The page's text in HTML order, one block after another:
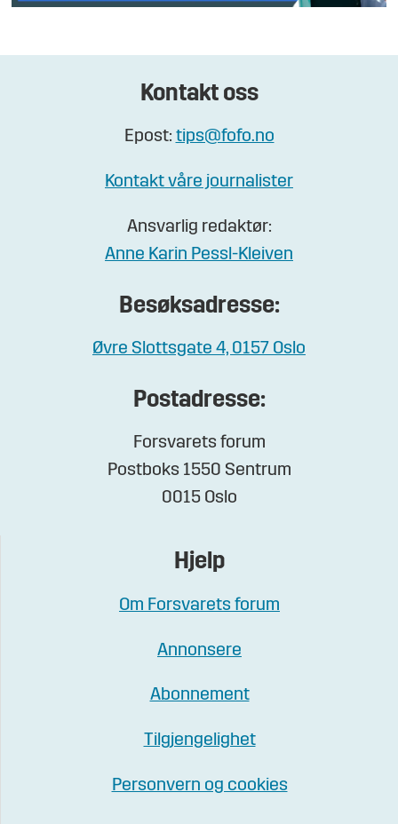
Kontakt oss
Epost: tips@fofo.no
Kontakt våre journalister
Ansvarlig redaktør:
Anne Karin Pessl-Kleiven
Besøksadresse:
Øvre Slottsgate 4, 0157 Oslo
Postadresse:
Forsvarets forum
Postboks 1550 Sentrum
0015 Oslo
Hjelp
Om Forsvarets forum
Annonsere
Abonnement
Tilgjengelighet
Personvern og cookies